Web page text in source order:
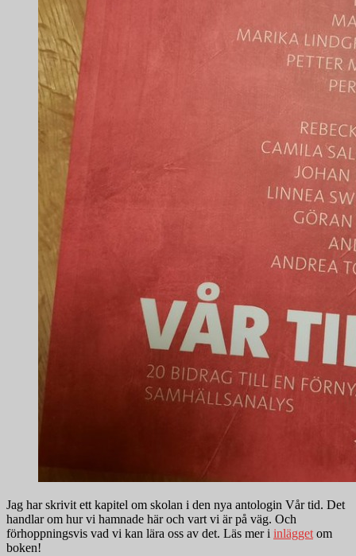
Jag har skrivit ett kapitel om skolan i den nya antologin Vår tid. Det
handlar om hur vi hamnade här och vart vi är på väg. Och
förhoppningsvis vad vi kan lära oss av det. Läs mer i inlägget om
boken!